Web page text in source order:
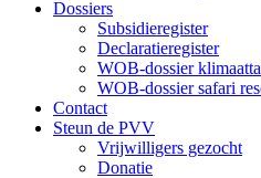
Dossiers
Subsidieregister
Declaratieregister
WOB-dossier
WOB-dossier safari
Contact
Steun de PVV
Vrijwilligers gezocht
Donatie